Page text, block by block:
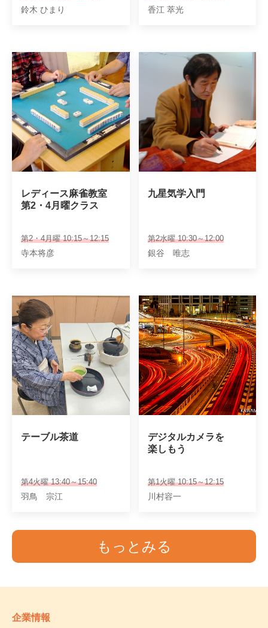
鈴木 ひまり 香江 萃光
レディース麻雀教室
第2・4月曜クラス
第2・4月曜 10:15～12:15
寺本将彦
九星気学入門
第2水曜 10:30～12:00
銀谷 唯志
テーブル茶道
第4火曜 13:40～15:40
羽鳥 宗江
デジタルカメラを
楽しもう
第1火曜 10:15～12:15
川村容一
もっとみる
企業情報